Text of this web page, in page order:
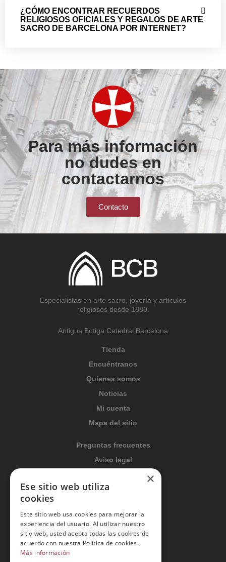
¿CÓMO ENCONTRAR RECUERDOS
RELIGIOSOS OFICIALES Y REGALOS DE ARTE
SACRO DE BARCELONA POR INTERNET?
Para más información
no dudes en
contactarnos
Contacto
Especialistas en arte sacro, joyería y artículos
religiosos desde 1880.
Antigua Botiga Catedral Barcelona
Tienda
Encuéntranos
Quienes somos
Noticias
Mi cuenta
Mapa del sitio
Preguntas frecuentes
Aviso legal
Condiciones generales
Política de privacidad
Política Integrada
Tratamiento de datos
×
Ese sitio web utiliza
cookies
Este sitio web usa cookies para mejorar la
experiencia del usuario. Al utilizar nuestro
sitio web, usted acepta todas las cookies de
acuerdo con nuestra Política de cookies.
Más información